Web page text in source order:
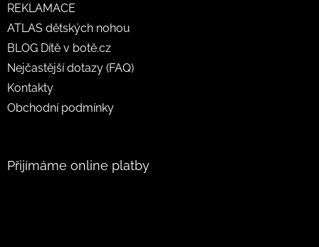
REKLAMACE
ATLAS dětských nohou
BLOG Dítě v botě.cz
Nejčastější dotazy (FAQ)
Kontakty
Obchodní podmínky
Přijímáme online platby